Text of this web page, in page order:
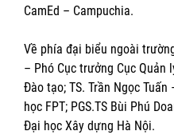
CamEd – Campuchia.
Về phía đại biểu ngoài
– Phó Cục trưởng Cục Quản
Đào tạo; TS. Trần Ngọc
học FPT; PGS.TS Bùi Phú
Đại học Xây dựng Hà Nội.